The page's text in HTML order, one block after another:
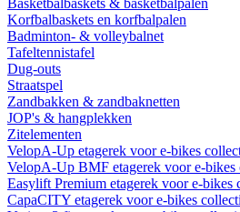
Basketbalbaskets & basketbalpalen
Korfbalbaskets en korfbalpalen
Badminton- & volleybalnet
Tafeltennistafel
Dug-outs
Straatspel
Zandbakken & zandbaknetten
JOP's & hangplekken
Zitelementen
VelopA-Up etagerek voor e-bikes
VelopA-Up BMF etagerek voor e-bikes
Easylift Premium etagerek voor e-bikes
CapaCITY etagerek voor e-bikes